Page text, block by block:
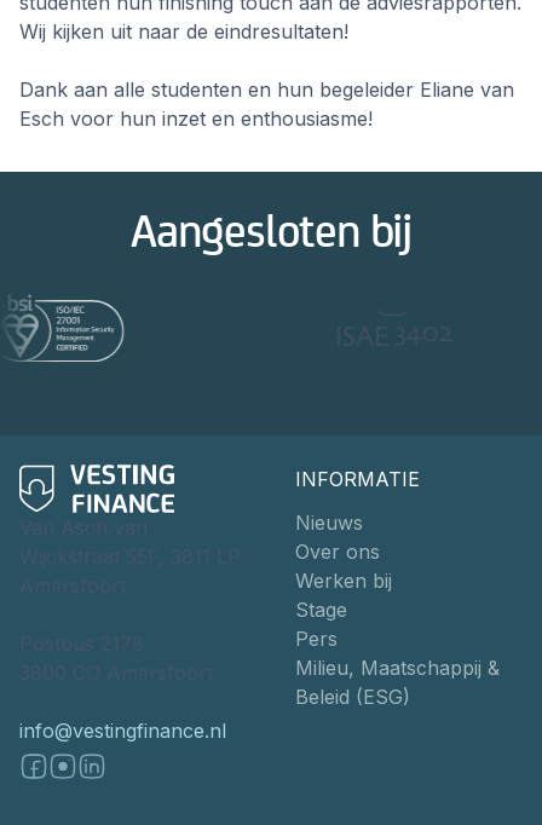
Wij kijken uit naar de eindresultaten!
Dank aan alle studenten en hun begeleider Eliane van
Esch voor hun inzet en enthousiasme!
Aangesloten bij
Van Asch van
Wijckstraat 55F, 3811 LP
Amersfoort
Postbus 2178
3800 CD Amersfoort
info@vestingfinance.nl
INFORMATIE
Nieuws
Over ons
Werken bij
Stage
Pers
Milieu, Maatschappij &
Beleid (ESG)